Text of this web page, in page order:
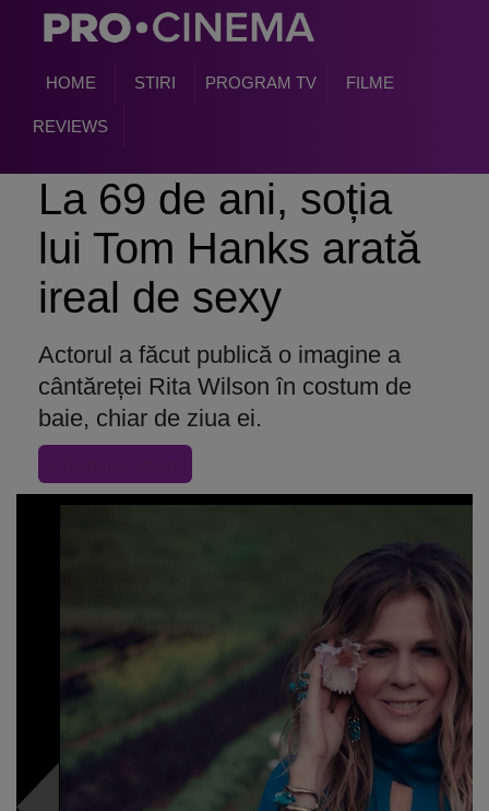
HOME STIRI PROGRAM TV FILME
REVIEWS
La 69 de ani, soția
lui Tom Hanks arată
ireal de sexy
Actorul a făcut publică o imagine a
cântăreței Rita Wilson în costum de
baie, chiar de ziua ei.